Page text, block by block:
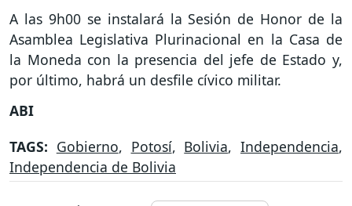
A las 9h00 se instalará la Sesión de Honor de la
Asamblea Legislativa Plurinacional en la Casa de
la Moneda con la presencia del jefe de Estado y,
por último, habrá un desfile cívico militar.
ABI
TAGS: Gobierno, Potosí, Bolivia, Independencia,
Independencia de Bolivia